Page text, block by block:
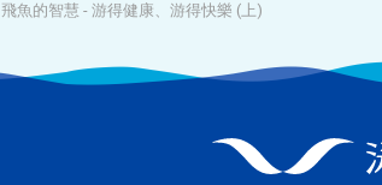
飛魚的智慧 - 游得健康、游得快樂 (上)